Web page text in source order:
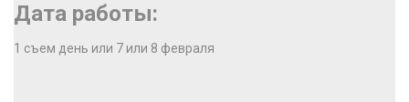
Дата работы:
1 съем день или 7 или 8 февраля